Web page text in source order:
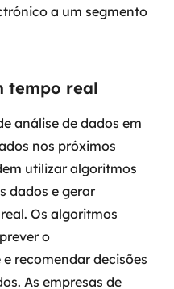
a um segmento
tempo real
análise de dados em
nos próximos
utilizar algoritmos
dados e gerar
Os algoritmos
o
recomendar decisões
As empresas de